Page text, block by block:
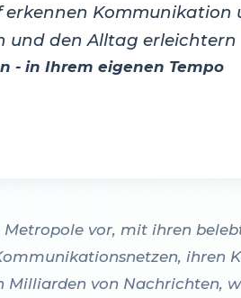
erkennen
und den Alltag erleichtern
- in Ihrem eigenen Tempo
vor, mit ihren
ihren
Milliarden von Nachrichten,